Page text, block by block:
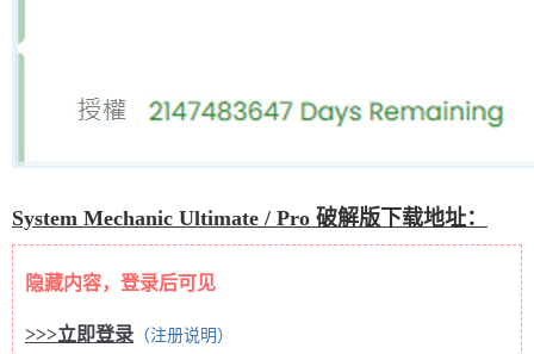
System Mechanic Ultimate / Pro 破解版下载地址：
隐藏内容，登录后可见
>>>立即登录 （注册说明）